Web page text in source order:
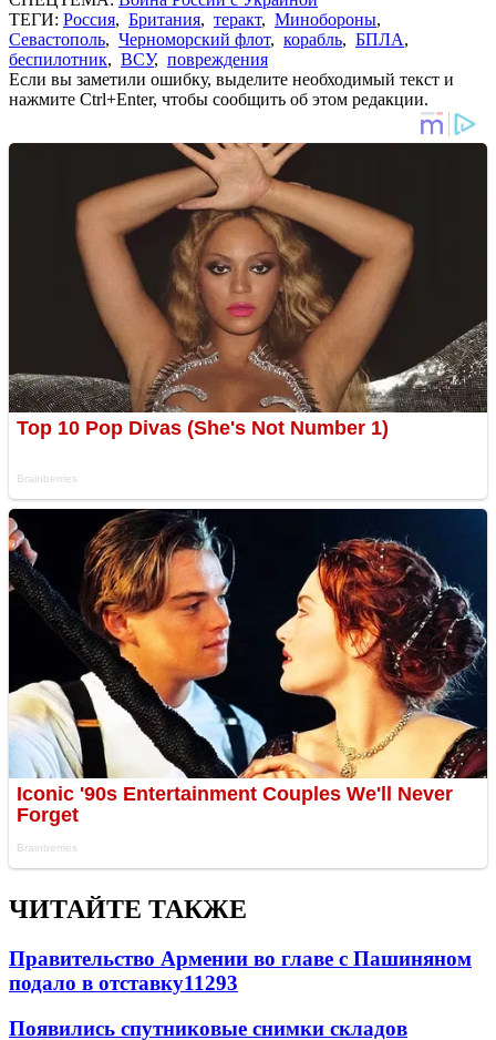
ТЕГИ: Россия, Британия, теракт, Минобороны,
Севастополь, Черноморский флот, корабль, БПЛА,
беспилотник, ВСУ, повреждения
Если вы заметили ошибку, выделите необходимый текст и
нажмите Ctrl+Enter, чтобы сообщить об этом редакции.
ЧИТАЙТЕ ТАКЖЕ
Правительство Армении во главе с Пашиняном
подало в отставку11293
Появились спутниковые снимки складов